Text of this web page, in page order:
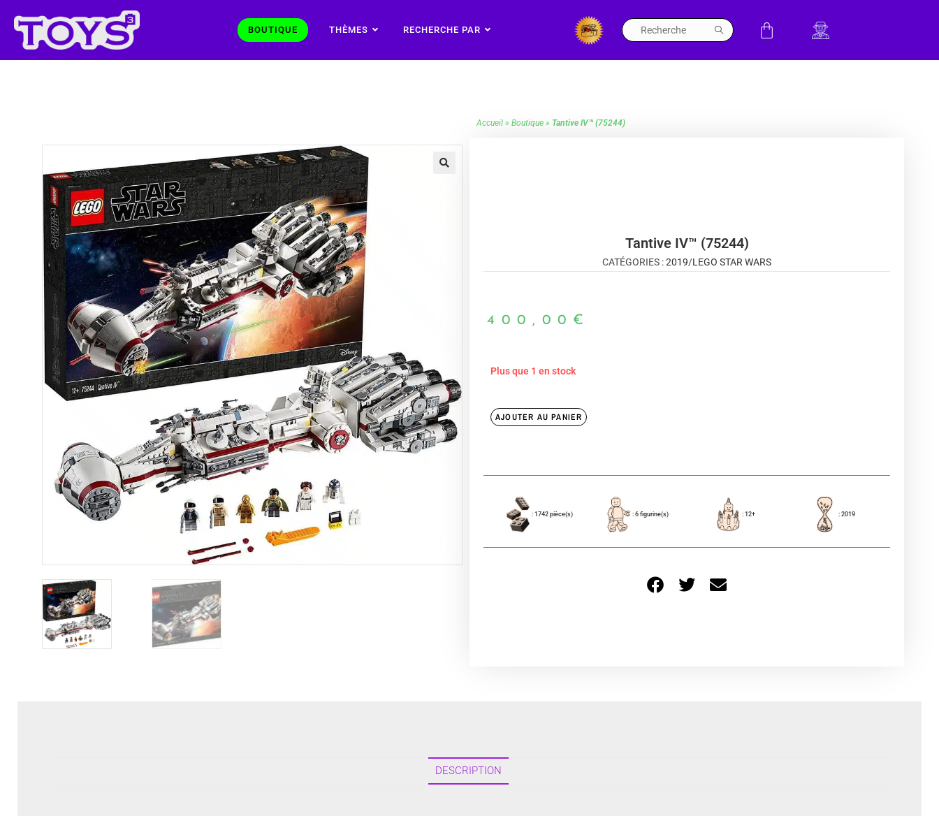
BOUTIQUE THÈMES RECHERCHE PAR
Accueil » Boutique » Tantive IV™ (75244)
Tantive IV™ (75244)
CATÉGORIES :2019/LEGO STAR WARS
400,00 €
Plus que 1 en stock
AJOUTER AU PANIER
: 1742 pièce(s) : 6 figurine(s) : 12+ : 2019
DESCRIPTION